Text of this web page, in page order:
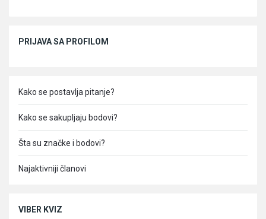
PRIJAVA SA PROFILOM
Kako se postavlja pitanje?
Kako se sakupljaju bodovi?
Šta su značke i bodovi?
Najaktivniji članovi
VIBER KVIZ